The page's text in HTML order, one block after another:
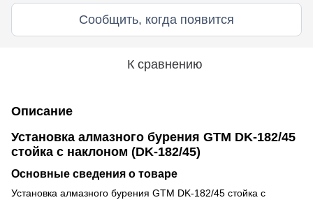
Сообщить, когда появится
К сравнению
Описание
Установка алмазного бурения GTM DK-182/45
стойка с наклоном (DK-182/45)
Основные сведения о товаре
Установка алмазного бурения GTM DK-182/45 стойка с